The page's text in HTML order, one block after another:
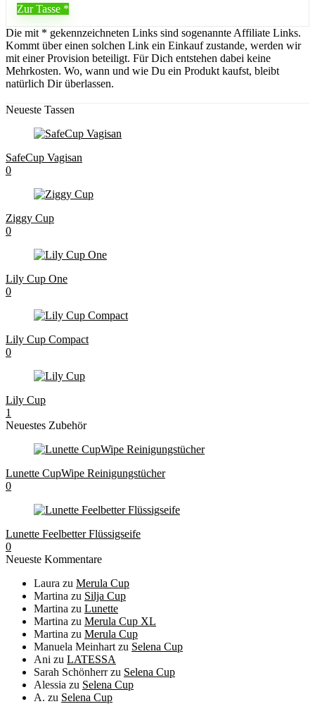
Zur Tasse
Die mit * gekennzeichneten Links sind sogenannte Affiliate Links.
Kommt über einen solchen Link ein Einkauf zustande, werden wir
mit einer Provision beteiligt. Für Dich entstehen dabei keine
Mehrkosten. Wo, wann und wie Du ein Produkt kaufst, bleibt
natürlich Dir überlassen.
Neueste Tassen
SafeCup Vagisan
0
Ziggy Cup
0
Lily Cup One
0
Lily Cup Compact
0
Lily Cup
1
Neuestes Zubehör
Lunette CupWipe Reinigungstücher
0
Lunette Feelbetter Flüssigseife
0
Neueste Kommentare
Laura zu Merula Cup
Martina zu Silja Cup
Martina zu Lunette
Martina zu Merula Cup XL
Martina zu Merula Cup
Manuela Meinhart zu Selena Cup
Ani zu LATESSA
Sarah Schönherrzu Selena Cup
Alessia zu Selena Cup
A. zu Selena Cup